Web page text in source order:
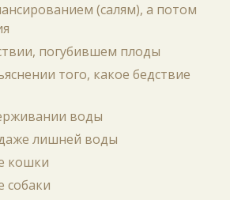
(салям), а потом
погубившем плоды
того, какое бедствие
воды
лишней воды
кошки
собаки